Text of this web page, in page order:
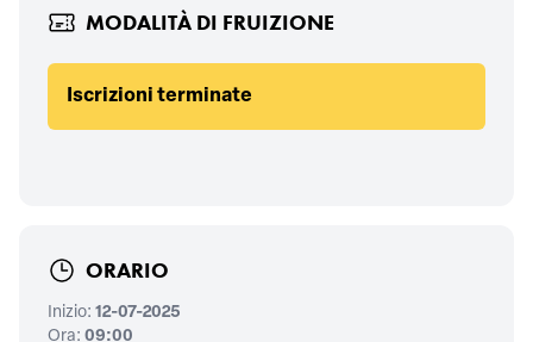
MODALITÀ DI FRUIZIONE
Iscrizioni terminate
ORARIO
Inizio: 12-07-2025
Ora: 09:00